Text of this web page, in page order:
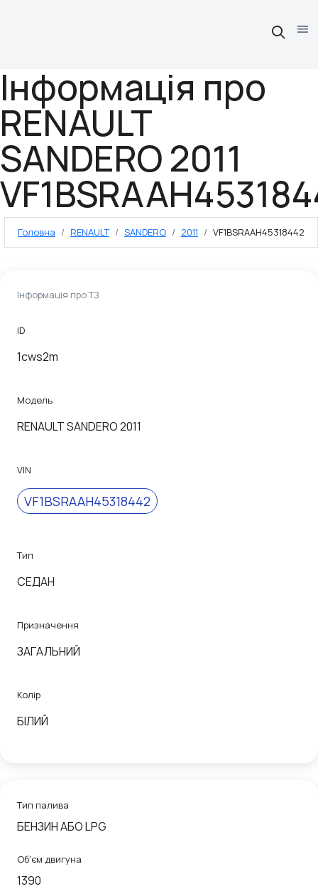
Інформація про
RENAULT
SANDERO 2011
Головна RENAULT SANDERO 2011 VF1BSRAAH45318442
Інформація про ТЗ
ID
1cws2m
Модель
RENAULT SANDERO 2011
VIN
VF1BSRAAH45318442
Тип
СЕДАН
Призначення
ЗАГАЛЬНИЙ
Колір
БІЛИЙ
Тип палива
БЕНЗИН АБО LPG
Об'єм двигуна
1390